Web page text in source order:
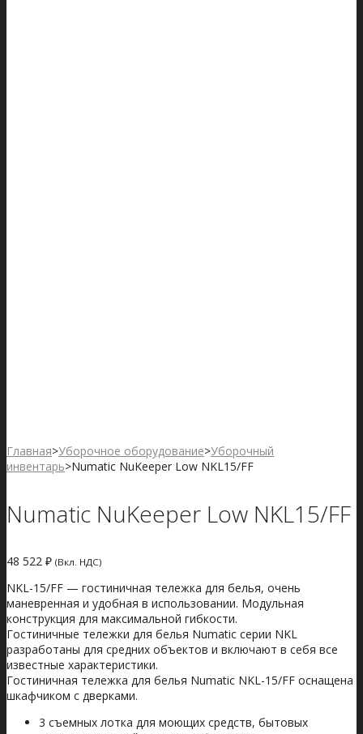
Главная>Уборочное оборудование>Уборочный
инвентарь>Numatic NuKeeper Low NKL15/FF
Numatic NuKeeper Low NKL15/FF
48 522 ₽ (Вкл. НДС)
NKL-15/FF — гостиничная тележка для белья, очень
маневренная и удобная в использовании. Модульная
конструкция для максимальной гибкости.
Гостиничные тележки для белья Numatic серии NKL
разработаны для средних объектов и включают в себя все
известные характеристики.
Гостиничная тележка для белья Numatic NKL-15/FF оснащена
шкафчиком с дверками.
3 съемных лотка для моющих средств, бытовых